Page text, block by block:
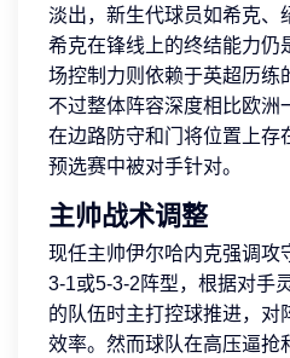
淡出，新生代球员如希克、
希克在锋线上的终结能力仍
场控制力则依赖于英超历练
不过整体阵容深度相比欧洲
在边路防守和门将位置上存
预选赛中被对手针对。
主帅战术调整
现任主帅伊尔哈内克强调攻
3-1或5-3-2阵型，根据对手
的队伍时主打控球推进，对
效率。然而球队在高压逼抢